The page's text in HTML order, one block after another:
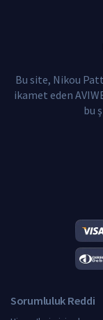
Bu site, Nikou
ikamet eden
bu
Sorumluluk Reddi